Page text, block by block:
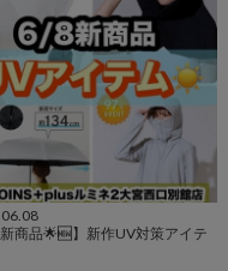
新商品🌟🆕】新作UV対策アイテ